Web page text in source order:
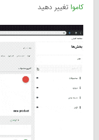
کامواتغییر دهید